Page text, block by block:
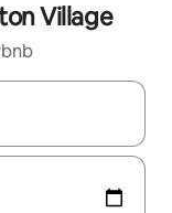
Village
med upp- och